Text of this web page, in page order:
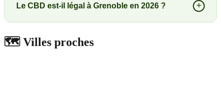
Le CBD est-il légal à Grenoble en 2026 ? +
🗺️ Villes proches